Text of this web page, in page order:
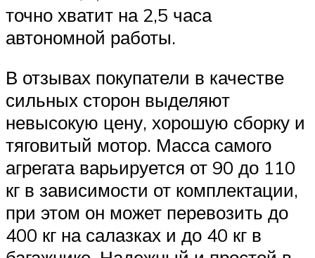
точно хватит на 2,5 часа
автономной работы.
В отзывах покупатели в качестве
сильных сторон выделяют
невысокую цену, хорошую сборку и
тяговитый мотор. Масса самого
агрегата варьируется от 90 до 110
кг в зависимости от комплектации,
при этом он может перевозить до
400 кг на салазках и до 40 кг в